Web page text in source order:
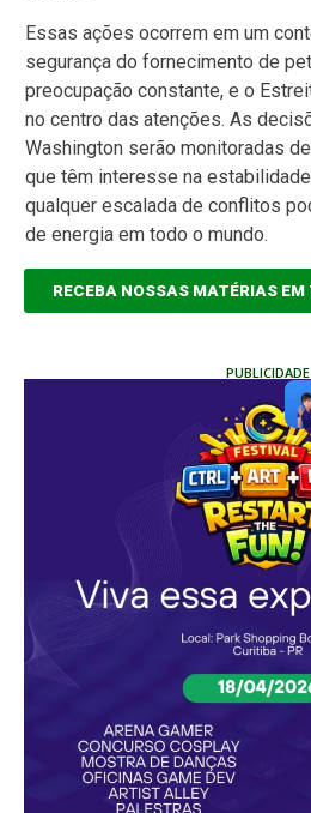
Essas ações ocorrem em um
segurança do fornecimento de
preocupação constante, e o
no centro das atenções. As
Washington serão monitoradas
que têm interesse na
qualquer escalada de conflitos
de energia em todo o mundo.
RECEBA NOSSAS MATÉRIAS EM
PUBLICIDADE